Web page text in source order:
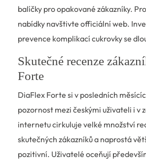
balíčky pro opakované zákazníky.
nabídky navštivte officiální web.
prevence komplikací cukrovky se
Skutečné recenze
Forte
DiaFlex Forte si v posledních
pozornost mezi českými uživateli i v
internetu cirkuluje velké množství
skutečných zákazníků a naprostá
pozitivní. Uživatelé oceňují